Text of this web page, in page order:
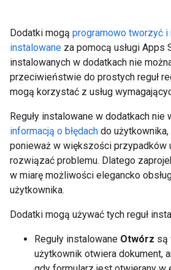
Dodatki mogą programowo tworzyć i
instalowane za pomocą usługi Apps
instalowanych w dodatkach nie
przeciwieństwie do prostych reguł
mogą korzystać z usług
Reguły instalowane w dodatkach nie
informacją o błędach do użytkownika,
ponieważ w większości przypadków
rozwiązać problemu. Dlatego
w miarę możliwości elegancko
użytkownika.
Dodatki mogą używać tych reguł
Reguły instalowane Otwórz są
użytkownik otwiera dokument,